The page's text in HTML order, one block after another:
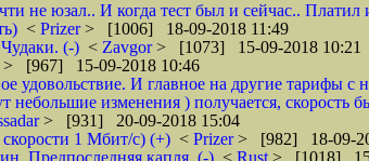
не юзал.. И когда тест был и сейчас..
< Prizer> [1006] 18-09-2018 11:49
(-) < Zavgor> [1073] 15-09-2018 10:21
> [967] 15-09-2018 10:46
удовольствие. И главное на другие тарифы
небольшие изменения ) получается,
> [931] 20-09-2018 15:04
1 Мбит/с) (+) < Prizer> [982] 18-09-
Предпоследняя капля. (-) < Rust > [1018]